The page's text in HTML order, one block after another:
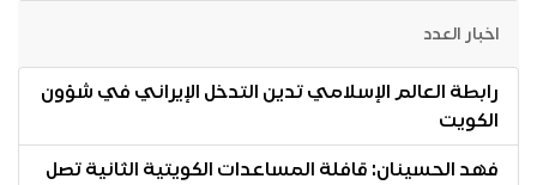
اخبار العدد
رابطة العالم الإسلامي تدين التدخل الإيراني في شؤون
الكويت
فهد الحسينان: قافلة المساعدات الكويتية الثانية تصل